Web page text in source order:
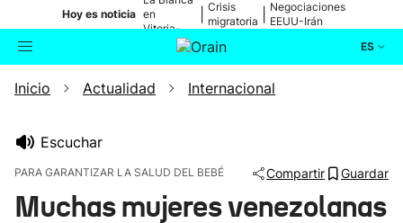
Hoy es noticia en
Vitoria-
Gasteiz
Crisis
migratoria
Negociaciones
EEUU-Irán
ES
Buscador Actualidad
Inicio Actualidad Internacional
Escuchar
PARA GARANTIZAR LA SALUD DEL BEBÉ Compartir Guardar
Muchas mujeres venezolanas